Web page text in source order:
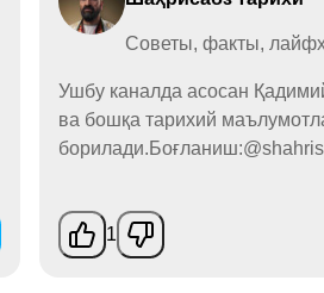
Советы, факты,
Ушбу каналда асосан
ва бошқа тарихий
1